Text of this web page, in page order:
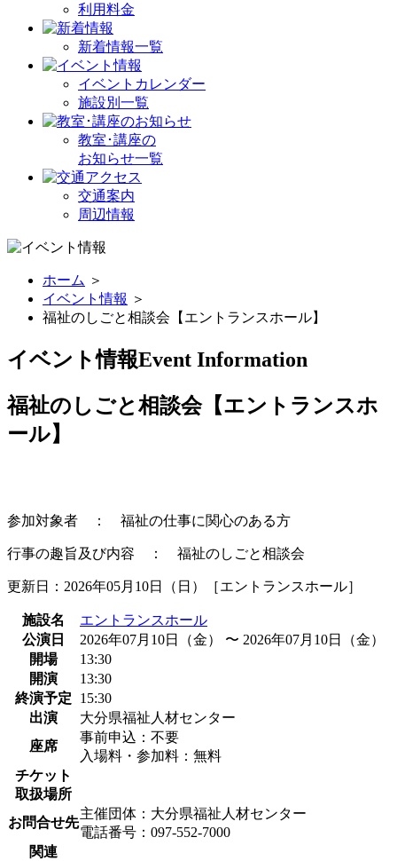
利用料金
新着情報一覧
イベントカレンダー
施設別一覧
教室･講座の
お知らせ一覧
交通案内
周辺情報
ホーム ＞
イベント情報 ＞
福祉のしごと相談会【エントランスホール】
イベント情報Event Information
福祉のしごと相談会【エントランスホ
ール】
参加対象者 ： 福祉の仕事に関心のある方
行事の趣旨及び内容 ： 福祉のしごと相談会
更新日：2026年05月10日（日）［エントランスホール］
施設名
エントランスホール
公演日
2026年07月10日（金） 〜 2026年07月10日（金）
開場
13:30
開演
13:30
終演予定
15:30
出演
大分県福祉人材センター
座席
事前申込：不要
入場料・参加料：無料
チケット
取扱場所
お問合せ先
主催団体：大分県福祉人材センター
電話番号：097-552-7000
関連